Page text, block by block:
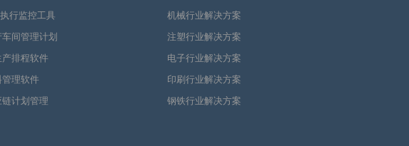
行监控工具
间管理计划
产排程软件
管理软件
链计划管理
机械行业解决方案
注塑行业解决方案
电子行业解决方案
印刷行业解决方案
钢铁行业解决方案